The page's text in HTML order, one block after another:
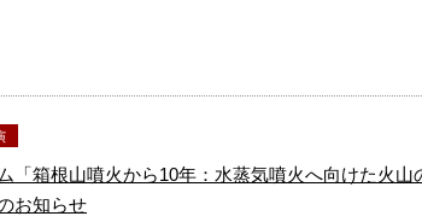
「箱根山噴火から10年：水蒸気噴火へ向けた火山
お知らせ